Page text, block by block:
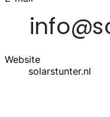
Website
solarstunter.nl